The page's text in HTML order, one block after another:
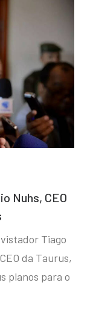
Nuhs, CEO
Tiago
da Taurus,
planos para o